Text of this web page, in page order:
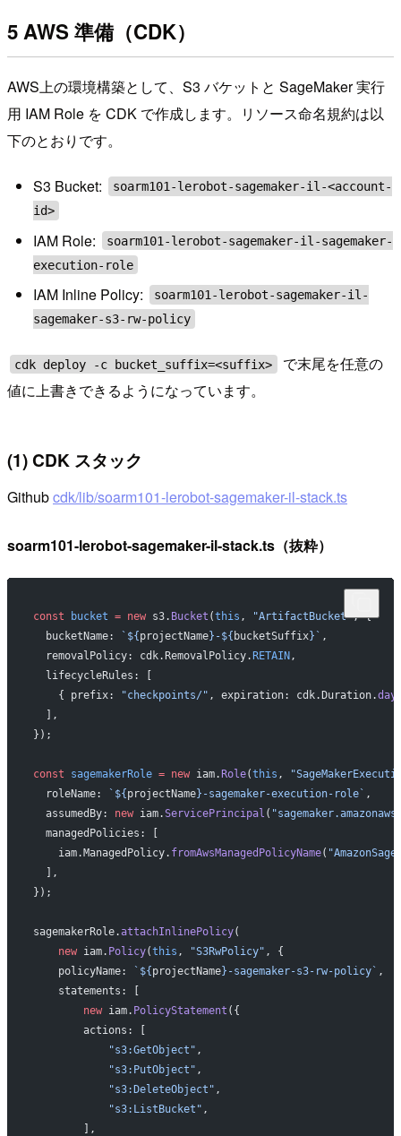
5 AWS 準備（CDK）
AWS上の環境構築として、S3 バケットと SageMaker 実行
用 IAM Role を CDK で作成します。リソース命名規約は以
下のとおりです。
S3 Bucket:
soarm101-lerobot-sagemaker-il-<account-
id>
IAM Role:
soarm101-lerobot-sagemaker-il-sagemaker-
execution-role
IAM Inline Policy:
soarm101-lerobot-sagemaker-il-
sagemaker-s3-rw-policy
cdk deploy -c bucket_suffix=<suffix>
で末尾を任意の
値に上書きできるようになっています。
(1) CDK スタック
Githubcdk/lib/soarm101-lerobot-sagemaker-il-stack.ts
soarm101-lerobot-sagemaker-il-stack.ts（抜粋）
const bucket = new s3. Bucket (this , "ArtifactBucket", {
  bucketName:
`${ projectName}-${ bucketSuffix}` ,
  removalPolicy: cdk.RemovalPolicy.
RETAIN ,
  lifecycleRules: [
    { prefix:
"checkpoints/" , expiration: cdk.Duration.
  ],
});
const sagemakerRole = new iam. Role(this ,
  roleName:
`${ projectName}-sagemaker-execution-role` ,
  assumedBy:
new iam.ServicePrincipal (
  managedPolicies: [
    iam.ManagedPolicy.
fromAwsManagedPolicyName(
  ],
});
sagemakerRole.attachInlinePolicy(
    new
iam. Policy(this , "S3RwPolicy" , {
    policyName:
`${ projectName}-sagemaker-s3-rw-policy` ,
    statements: [
        new
iam. PolicyStatement ({
        actions: [
            "s3:GetObject"
,
            "s3:PutObject"
,
            "s3:DeleteObject"
,
            "s3:ListBucket"
,
        ],